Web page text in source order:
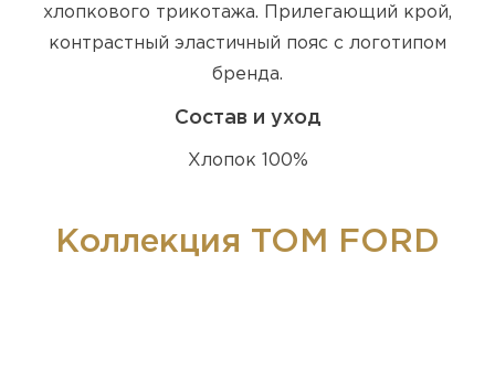
хлопкового трикотажа. Прилегающий крой,
контрастный эластичный пояс с логотипом
бренда.
Состав и уход
Хлопок 100%
Коллекция TOM FORD